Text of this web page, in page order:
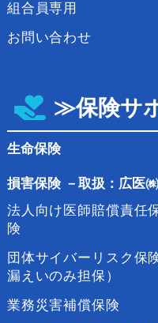
組合員専用
お問い合わせ
≫保険サ
生命保険
損害保険－ 取扱：広医㈱
法人向け医師賠償責任
険
団体サイバーリスク保
漏えいのみ担保）
業務災害補償保険